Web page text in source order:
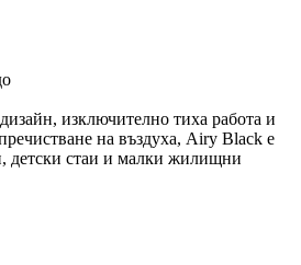
изключително тиха работа и
на въздуха, Airy Black е
детски стаи и малки жилищни